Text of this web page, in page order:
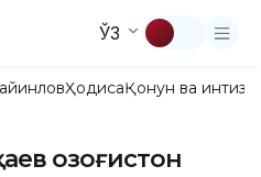
ЎЗ
ҲодисаҚонун ва
Қозоғистон